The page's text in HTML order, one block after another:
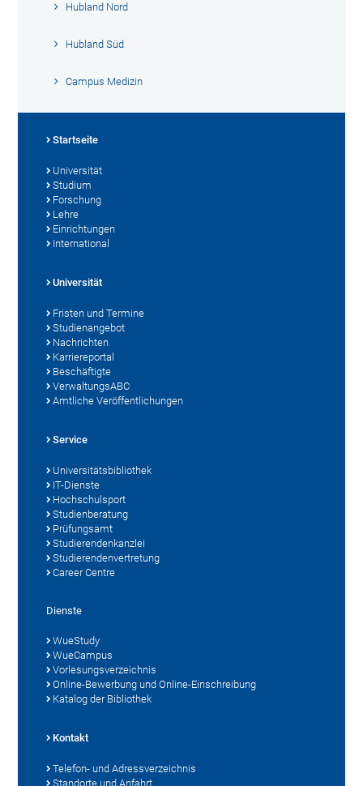
Hubland Nord
Hubland Süd
Campus Medizin
Startseite
Universität
Studium
Forschung
Lehre
Einrichtungen
International
Universität
Fristen und Termine
Studienangebot
Nachrichten
Karriereportal
Beschäftigte
VerwaltungsABC
Amtliche Veröffentlichungen
Service
Universitätsbibliothek
IT-Dienste
Hochschulsport
Studienberatung
Prüfungsamt
Studierendenkanzlei
Studierendenvertretung
Career Centre
Dienste
WueStudy
WueCampus
Vorlesungsverzeichnis
Online-Bewerbung und Online-Einschreibung
Katalog der Bibliothek
Kontakt
Telefon- und Adressverzeichnis
Standorte und Anfahrt